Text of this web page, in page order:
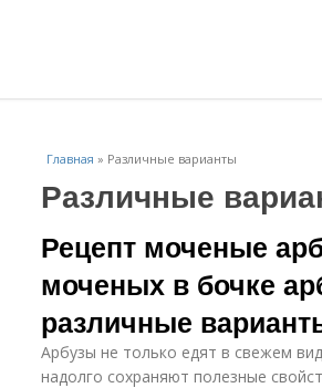
Главная » Различные варианты
Различные
Рецепт моченые
моченых в бочке
различные
Арбузы не только едят в свежем
надолго сохраняют полезные